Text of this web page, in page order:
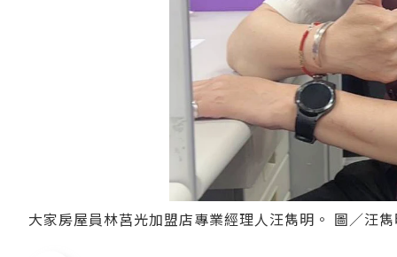
大家房屋員林莒光加盟店專業經理人汪雋明。 圖／汪